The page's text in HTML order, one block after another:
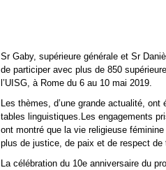
Sr Gaby, supérieure générale et Sr
de participer avec plus de 850
l’UISG, à Rome du 6 au 10 mai 2019.
Les thèmes, d’une grande actualité,
tables linguistiques.Les engagements
ont montré que la vie religieuse
plus de justice, de paix et de respect de
La célébration du 10e anniversaire du